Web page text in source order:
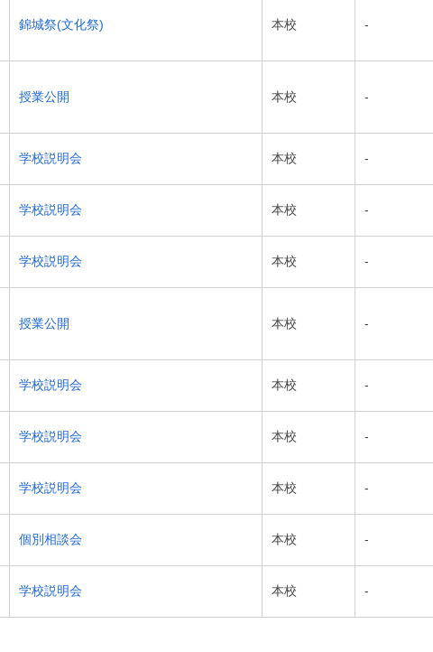
錦城祭(文化祭) 本校 -
授業公開 本校 -
学校説明会 本校 -
学校説明会 本校 -
学校説明会 本校 -
授業公開 本校 -
学校説明会 本校 -
学校説明会 本校 -
学校説明会 本校 -
個別相談会 本校 -
学校説明会 本校 -